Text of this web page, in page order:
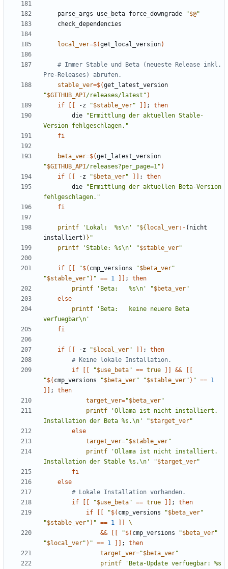
    parse_args use_beta force_downgrade
"$@"
local_ver=$(get_local_version)
# Immer Stable und Beta (neueste Release inkl.
Pre-Releases) abrufen.
stable_ver=$(
"$GITHUB_API/releases/latest" )
if
[[ -z "$stable_ver" ]] ;
then
        die
"Ermittlung der aktuellen Stable-
Version fehlgeschlagen."
fi
beta_ver=$(
"$GITHUB_API/releases?per_page=1" )
if
[[ -z "$beta_ver" ]] ;
then
        die
"Ermittlung der aktuellen Beta-Version
fehlgeschlagen."
fi
printf 'Lokal:  %s\n' "${local_ver:- (nicht
installiert) } "
printf
'Stable: %s\n' "$stable_ver"
if [[ "$( cmp_versions "$beta_ver"
"$stable_ver" ) " == 1 ]] ;
then
printf
'Beta:   %s\n' "$beta_ver"
else
printf
'Beta:   keine neuere Beta
verfuegbar\n'
fi
if [[ -z "$local_ver" ]] ;
then
# Keine lokale Installation.
if
[[ "$use_beta" == true ]] &&
[[
"$( cmp_versions "$beta_ver" "$stable_ver" ) " == 1
]] ;
then
target_ver="$beta_ver"
printf
'Ollama ist nicht installiert.
Installation der Beta %s.\n'
"$target_ver"
else
target_ver="$stable_ver"
printf
'Ollama ist nicht installiert.
Installation der Stable %s.\n'
"$target_ver"
fi
else
# Lokale Installation vorhanden.
if
[[ "$use_beta" == true ]] ;
then
if
[[ "$( cmp_versions "$beta_ver"
"$stable_ver" ) " == 1 ]]
&&
[[ "$( cmp_versions "$beta_ver"
"$local_ver" ) " == 1 ]] ;
then
target_ver="$beta_ver"
printf
'Beta-Update verfuegbar: %s